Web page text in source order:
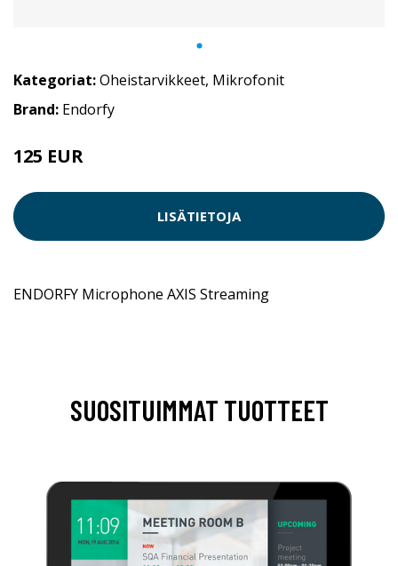
Kategoriat:Oheistarvikkeet, Mikrofonit
Brand: Endorfy
125 EUR
LISÄTIETOJA
ENDORFY Microphone AXIS Streaming
SUOSITUIMMAT TUOTTEET